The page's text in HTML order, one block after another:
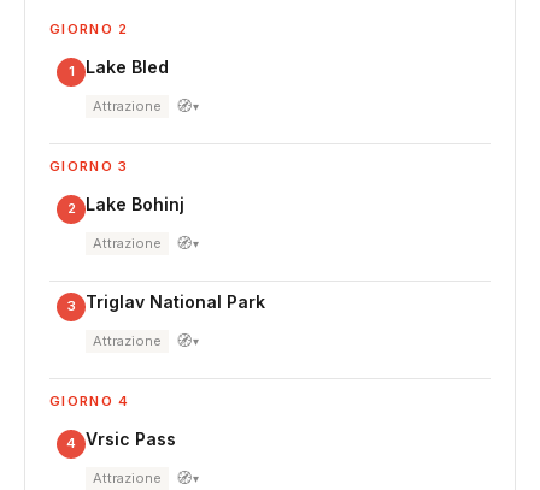
GIORNO 2
1 Lake Bled
Attrazione 🧭▾
GIORNO 3
2 Lake Bohinj
Attrazione 🧭▾
3 Triglav National Park
Attrazione 🧭▾
GIORNO 4
4 Vrsic Pass
Attrazione 🧭▾